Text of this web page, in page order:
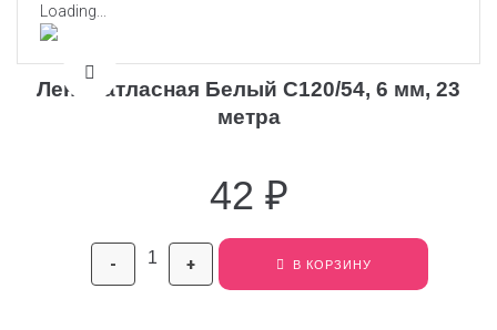
Loading...
Лента атласная Белый С120/54, 6 мм, 23
метра
42 ₽
- + В КОРЗИНУ